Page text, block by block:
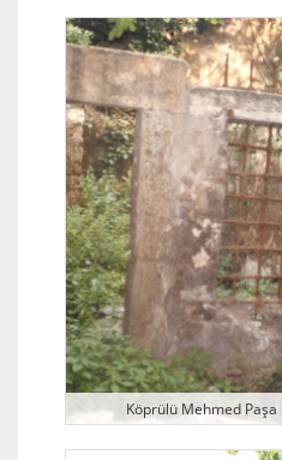
Köprülü Mehmed